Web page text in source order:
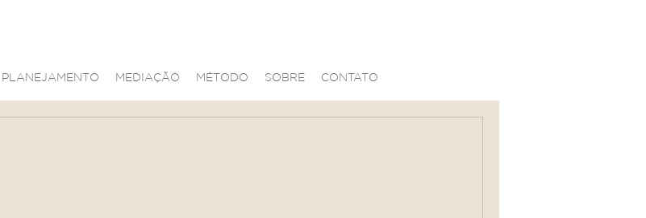
PLANEJAMENTO MEDIAÇÃO MÉTODO SOBRE CONTATO